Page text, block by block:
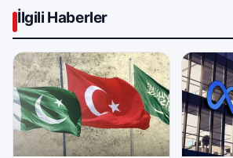
İlgili Haberler